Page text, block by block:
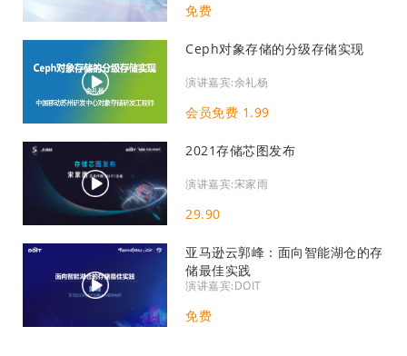
免费
Ceph对象存储的分级存储实现
演讲嘉宾:余礼杨
会员免费 1.99
2021存储芯图发布
演讲嘉宾:宋家雨
29.90
亚马逊云郭峰：面向智能湖仓的存
储最佳实践
演讲嘉宾:DOIT
免费